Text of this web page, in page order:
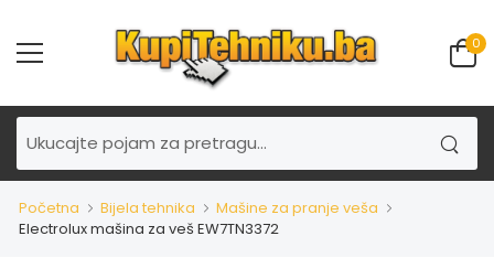
0
Početna Bijela tehnika
Mašine za pranje veša
Electrolux mašina za veš EW7TN3372